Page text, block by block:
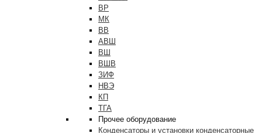
ВР
МК
ВВ
АВШ
ВШ
ВШВ
ЗИФ
НВЭ
КП
ТГА
Прочее оборудование
Конденсаторы и установки конденсаторные